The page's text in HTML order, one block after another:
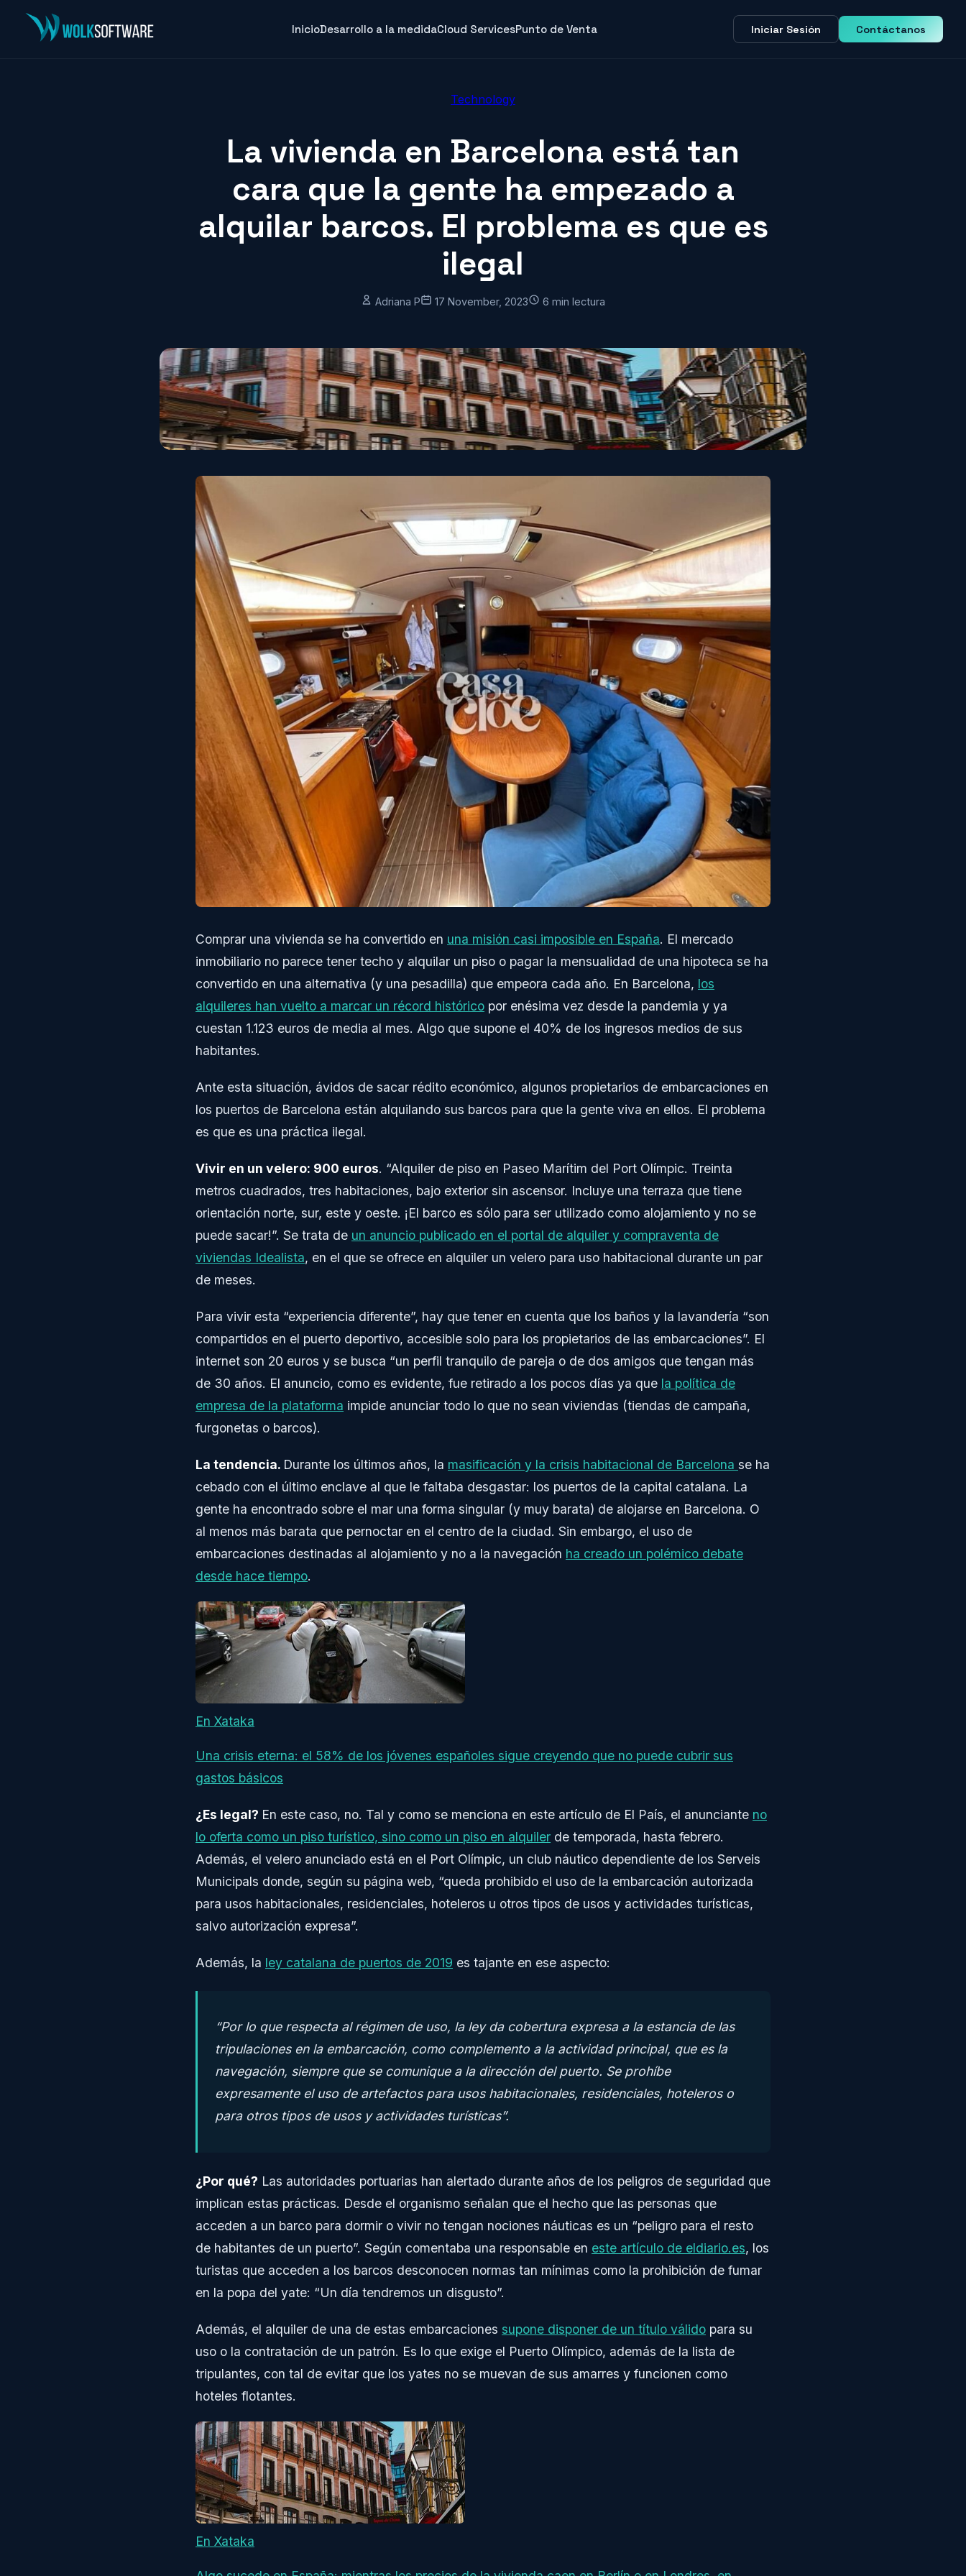
InicioDesarrollo a la medidaCloud ServicesPunto de Venta Iniciar Sesión Contáctanos
Technology
La vivienda en Barcelona está tan
cara que la gente ha empezado a
alquilar barcos. El problema es que es
ilegal
Adriana P 17 November, 2023 6 min lectura
Comprar una vivienda se ha convertido en una misión casi imposible en España. El mercado
inmobiliario no parece tener techo y alquilar un piso o pagar la mensualidad de una hipoteca se ha
convertido en una alternativa (y una pesadilla) que empeora cada año. En Barcelona, los
alquileres han vuelto a marcar un récord histórico por enésima vez desde la pandemia y ya
cuestan 1.123 euros de media al mes. Algo que supone el 40% de los ingresos medios de sus
habitantes.
Ante esta situación, ávidos de sacar rédito económico, algunos propietarios de embarcaciones en
los puertos de Barcelona están alquilando sus barcos para que la gente viva en ellos. El problema
es que es una práctica ilegal.
Vivir en un velero: 900 euros. “Alquiler de piso en Paseo Marítim del Port Olímpic. Treinta
metros cuadrados, tres habitaciones, bajo exterior sin ascensor. Incluye una terraza que tiene
orientación norte, sur, este y oeste. ¡El barco es sólo para ser utilizado como alojamiento y no se
puede sacar!”. Se trata de un anuncio publicado en el portal de alquiler y compraventa de
viviendas Idealista, en el que se ofrece en alquiler un velero para uso habitacional durante un par
de meses.
Para vivir esta “experiencia diferente”, hay que tener en cuenta que los baños y la lavandería “son
compartidos en el puerto deportivo, accesible solo para los propietarios de las embarcaciones”. El
internet son 20 euros y se busca “un perfil tranquilo de pareja o de dos amigos que tengan más
de 30 años. El anuncio, como es evidente, fue retirado a los pocos días ya que la política de
empresa de la plataforma impide anunciar todo lo que no sean viviendas (tiendas de campaña,
furgonetas o barcos).
La tendencia. Durante los últimos años, la masificación y la crisis habitacional de Barcelona se ha
cebado con el último enclave al que le faltaba desgastar: los puertos de la capital catalana. La
gente ha encontrado sobre el mar una forma singular (y muy barata) de alojarse en Barcelona. O
al menos más barata que pernoctar en el centro de la ciudad. Sin embargo, el uso de
embarcaciones destinadas al alojamiento y no a la navegación ha creado un polémico debate
desde hace tiempo.
En Xataka
Una crisis eterna: el 58% de los jóvenes españoles sigue creyendo que no puede cubrir sus
gastos básicos
¿Es legal? En este caso, no. Tal y como se menciona en este artículo de El País, el anunciante no
lo oferta como un piso turístico, sino como un piso en alquiler de temporada, hasta febrero.
Además, el velero anunciado está en el Port Olímpic, un club náutico dependiente de los Serveis
Municipals donde, según su página web, “queda prohibido el uso de la embarcación autorizada
para usos habitacionales, residenciales, hoteleros u otros tipos de usos y actividades turísticas,
salvo autorización expresa”.
Además, la ley catalana de puertos de 2019 es tajante en ese aspecto:
“Por lo que respecta al régimen de uso, la ley da cobertura expresa a la estancia de las
tripulaciones en la embarcación, como complemento a la actividad principal, que es la
navegación, siempre que se comunique a la dirección del puerto. Se prohíbe
expresamente el uso de artefactos para usos habitacionales, residenciales, hoteleros o
para otros tipos de usos y actividades turísticas”.
¿Por qué? Las autoridades portuarias han alertado durante años de los peligros de seguridad que
implican estas prácticas. Desde el organismo señalan que el hecho que las personas que
acceden a un barco para dormir o vivir no tengan nociones náuticas es un “peligro para el resto
de habitantes de un puerto”. Según comentaba una responsable en este artículo de eldiario.es, los
turistas que acceden a los barcos desconocen normas tan mínimas como la prohibición de fumar
en la popa del yate: “Un día tendremos un disgusto”.
Además, el alquiler de una de estas embarcaciones supone disponer de un título válido para su
uso o la contratación de un patrón. Es lo que exige el Puerto Olímpico, además de la lista de
tripulantes, con tal de evitar que los yates no se muevan de sus amarres y funcionen como
hoteles flotantes.
En Xataka